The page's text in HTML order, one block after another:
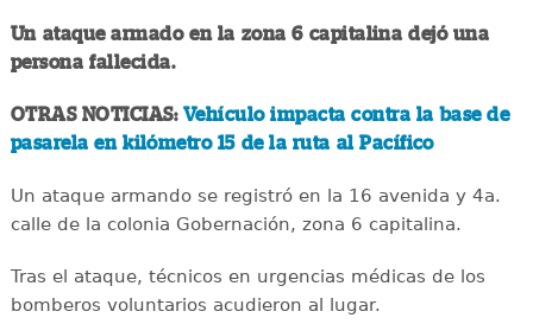
Un ataque armado en la zona 6 capitalina dejó una
persona fallecida.
OTRAS NOTICIAS: Vehículo impacta contra la base de
pasarela en kilómetro 15 de la ruta al Pacífico
Un ataque armando se registró en la 16 avenida y 4a.
calle de la colonia Gobernación, zona 6 capitalina.
Tras el ataque, técnicos en urgencias médicas de los
bomberos voluntarios acudieron al lugar.